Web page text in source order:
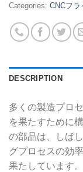
Categories: CNCフラ
DESCRIPTION
多くの製造プロ
を果たすために
の部品は、しば
グプロセスの効
果たしています